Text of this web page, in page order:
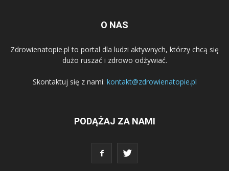
O NAS
Zdrowienatopie.pl to portal dla ludzi aktywnych, którzy chcą się
dużo ruszać i zdrowo odżywiać.
Skontaktuj się z nami: kontakt@zdrowienatopie.pl
PODĄŻAJ ZA NAMI